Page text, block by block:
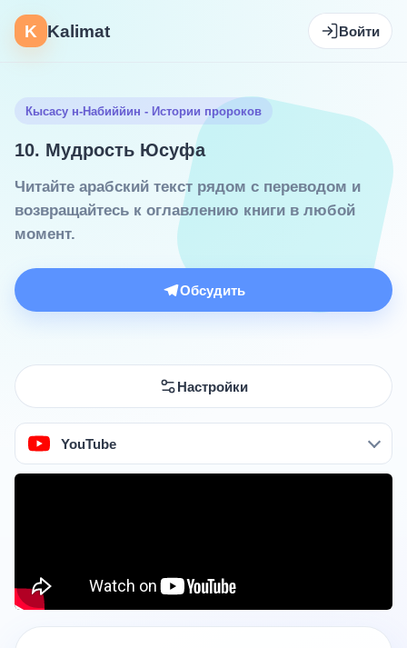
K Kalimat Войти
Кысасу н-Набиййин - Истории пророков
10. Мудрость Юсуфа
Читайте арабский текст рядом с переводом и
возвращайтесь к оглавлению книги в любой
момент.
Обсудить
Настройки
YouTube